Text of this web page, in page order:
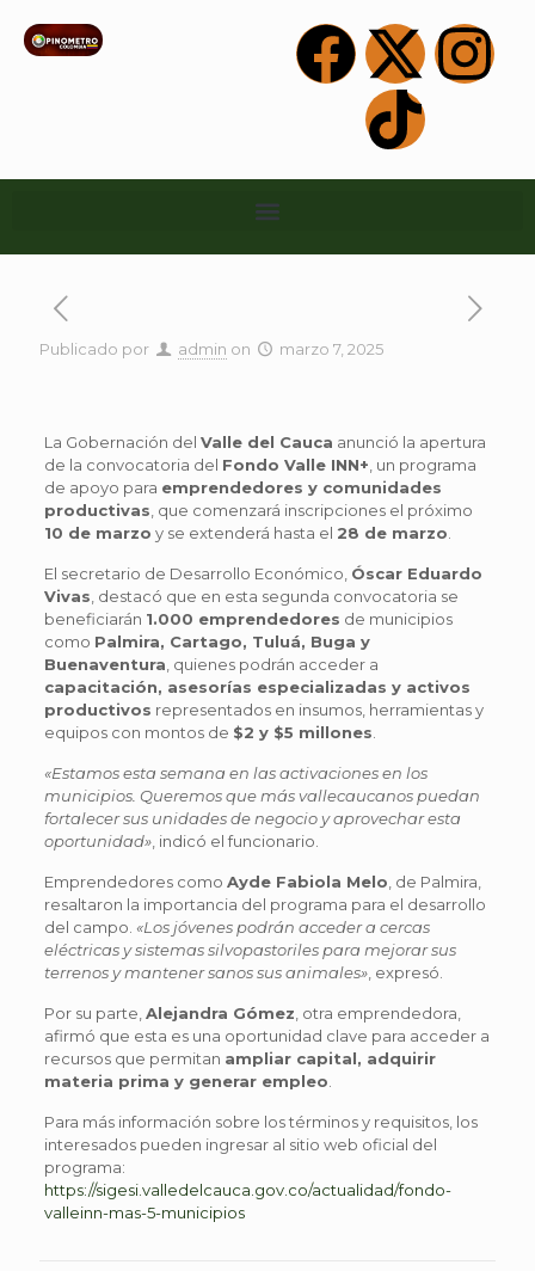
Publicado por admin on marzo 7, 2025
La Gobernación del Valle del Cauca anunció la apertura
de la convocatoria del Fondo Valle INN+ , un programa
de apoyo para emprendedores y comunidades
productivas , que comenzará inscripciones el próximo
10 de marzo y se extenderá hasta el 28 de marzo
El secretario de Desarrollo Económico, Óscar Eduardo
Vivas , destacó que en esta segunda convocatoria se
beneficiarán 1.000 emprendedores de municipios
como Palmira, Cartago, Tuluá, Buga y
Buenaventura , quienes podrán acceder a
capacitación, asesorías especializadas y activos
productivos representados en insumos, herramientas y
equipos con montos de $2 y $5 millones
«Estamos esta semana en las activaciones en los
municipios. Queremos que más vallecaucanos puedan
fortalecer sus unidades de negocio y aprovechar esta
oportunidad», indicó el funcionario.
Emprendedores como Ayde Fabiola Melo , de Palmira,
resaltaron la importancia del programa para el desarrollo
del campo. «Los jóvenes podrán acceder a cercas
eléctricas y sistemas silvopastoriles para mejorar sus
terrenos y mantener sanos sus animales», expresó.
Por su parte, Alejandra Gómez , otra emprendedora,
afirmó que esta es una oportunidad clave para acceder a
recursos que permitan ampliar capital, adquirir
materia prima y generar empleo
Para más información sobre los términos y requisitos, los
interesados pueden ingresar al sitio web oficial del
programa:
https://sigesi.valledelcauca.gov.co/actualidad/fondo-
valleinn-mas-5-municipios